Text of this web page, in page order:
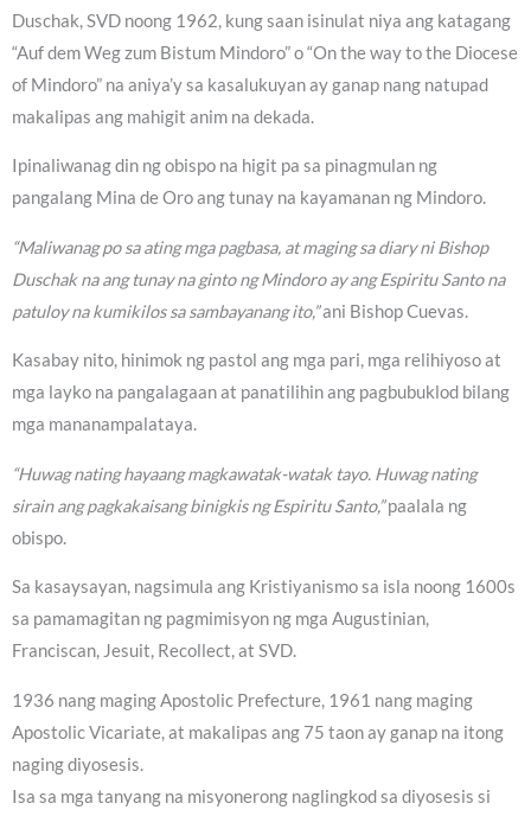
Duschak, SVD noong 1962, kung saan isinulat niya ang katagang
“Auf dem Weg zum Bistum Mindoro” o “On the way to the Diocese
of Mindoro” na aniya’y sa kasalukuyan ay ganap nang natupad
makalipas ang mahigit anim na dekada.
Ipinaliwanag din ng obispo na higit pa sa pinagmulan ng
pangalang Mina de Oro ang tunay na kayamanan ng Mindoro.
“Maliwanag po sa ating mga pagbasa, at maging sa diary ni Bishop
Duschak na ang tunay na ginto ng Mindoro ay ang Espiritu Santo na
patuloy na kumikilos sa sambayanang ito,”ani Bishop Cuevas.
Kasabay nito, hinimok ng pastol ang mga pari, mga relihiyoso at
mga layko na pangalagaan at panatilihin ang pagbubuklod bilang
mga mananampalataya.
“Huwag nating hayaang magkawatak-watak tayo. Huwag nating
sirain ang pagkakaisang binigkis ng Espiritu Santo,”paalala ng
obispo.
Sa kasaysayan, nagsimula ang Kristiyanismo sa isla noong 1600s
sa pamamagitan ng pagmimisyon ng mga Augustinian,
Franciscan, Jesuit, Recollect, at SVD.
1936 nang maging Apostolic Prefecture, 1961 nang maging
Apostolic Vicariate, at makalipas ang 75 taon ay ganap na itong
naging diyosesis.
Isa sa mga tanyang na misyonerong naglingkod sa diyosesis si